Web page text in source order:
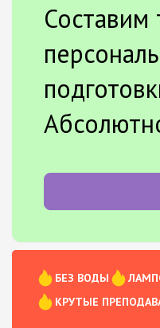
Составим
БЕЗ ВОДЫ
КРУТЫЕ